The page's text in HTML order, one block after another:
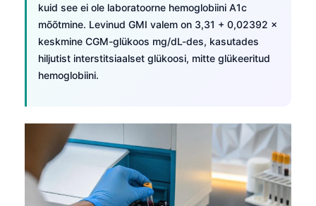
kuid see ei ole laboratoorne hemoglobiini A1c
mõõtmine. Levinud GMI valem on 3,31 + 0,02392 ×
keskmine CGM-glükoos mg/dL-des, kasutades
hiljutist interstitsiaalset glükoosi, mitte glükeeritud
hemoglobiini.
অসমীয়া
Latviešu valoda
Македонски јазик
Gàidhlig
Occitan
Afrikaans